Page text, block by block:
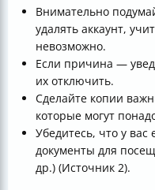
Внимательно
удалять аккаунт,
невозможно.
Если причина —
их отключить.
Сделайте копии
которые могут
Убедитесь, что у вас
документы для
др.) (Источник 2).